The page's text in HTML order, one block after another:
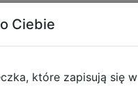
zalety plecaka to
na wszelkie
i
Ciebie
które zapisują się w